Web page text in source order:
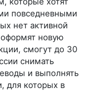
повседневными
нет активной
новую
смогут до 30
снимать
и выполнять
для которых в